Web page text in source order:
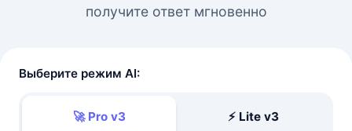
получите ответ мгновенно
Выберите режим AI:
🚀 Pro v3 ⚡ Lite v3